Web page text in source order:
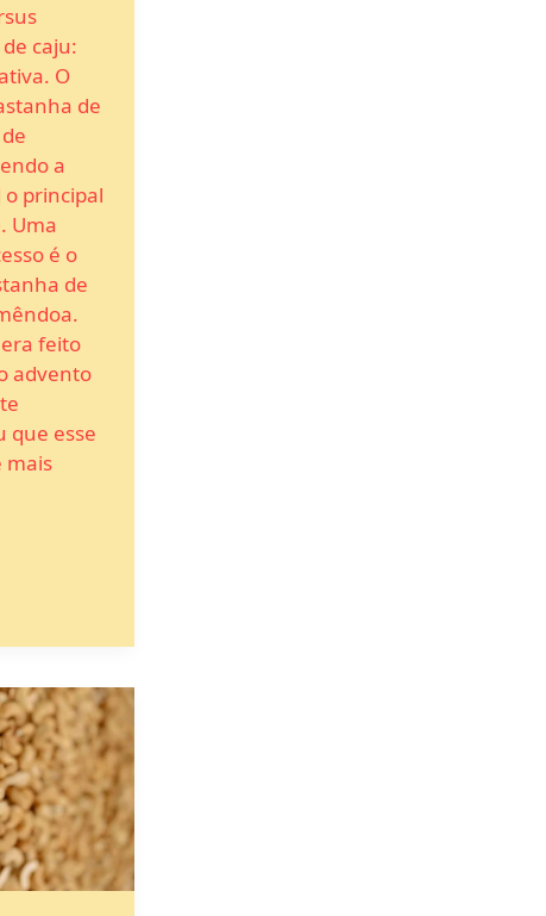
caju:
O
de
a
principal
Uma
é o
de
feito
advento
que esse
mais